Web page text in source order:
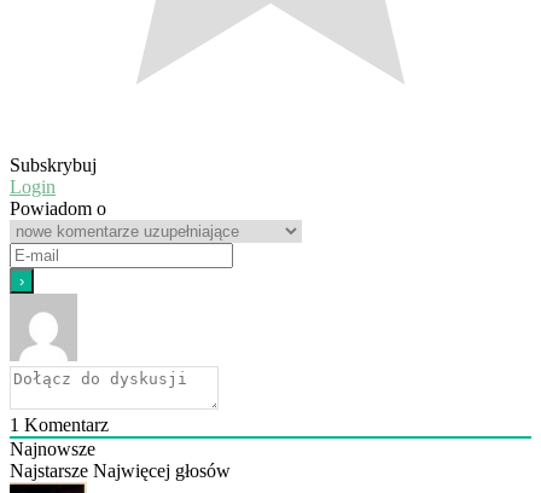
Subskrybuj
Login
Powiadom o
1 Komentarz
Najnowsze
Najstarsze Najwięcej głosów